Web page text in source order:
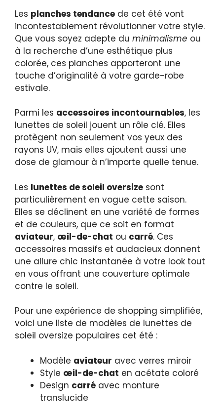
Les planches tendance de cet été vont
incontestablement révolutionner votre style.
Que vous soyez adepte du minimalisme ou
à la recherche d’une esthétique plus
colorée, ces planches apporteront une
touche d’originalité à votre garde-robe
estivale.
Parmi les accessoires incontournables, les
lunettes de soleil jouent un rôle clé. Elles
protègent non seulement vos yeux des
rayons UV, mais elles ajoutent aussi une
dose de glamour à n’importe quelle tenue.
Les lunettes de soleil oversize sont
particulièrement en vogue cette saison.
Elles se déclinent en une variété de formes
et de couleurs, que ce soit en format
aviateur, œil-de-chat ou carré. Ces
accessoires massifs et audacieux donnent
une allure chic instantanée à votre look tout
en vous offrant une couverture optimale
contre le soleil.
Pour une expérience de shopping simplifiée,
voici une liste de modèles de lunettes de
soleil oversize populaires cet été :
Modèle aviateur avec verres miroir
Style œil-de-chat en acétate coloré
Design carré avec monture
translucide